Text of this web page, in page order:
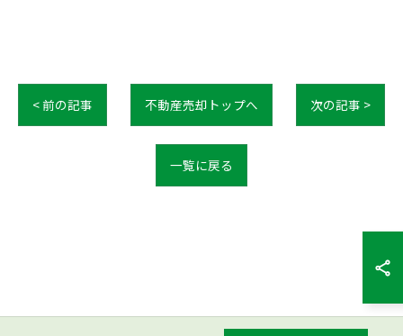
< 前の記事 不動産売却トップへ 次の記事 >
一覧に戻る